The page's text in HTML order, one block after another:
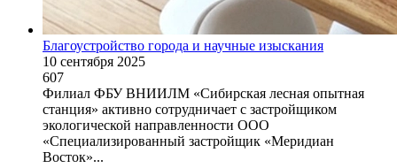
Благоустройство города и научные изыскания
10 сентября 2025
607
Филиал ФБУ ВНИИЛМ «Сибирская лесная опытная
станция» активно сотрудничает с застройщиком
экологической направленности ООО
«Специализированный застройщик «Меридиан
Восток»...